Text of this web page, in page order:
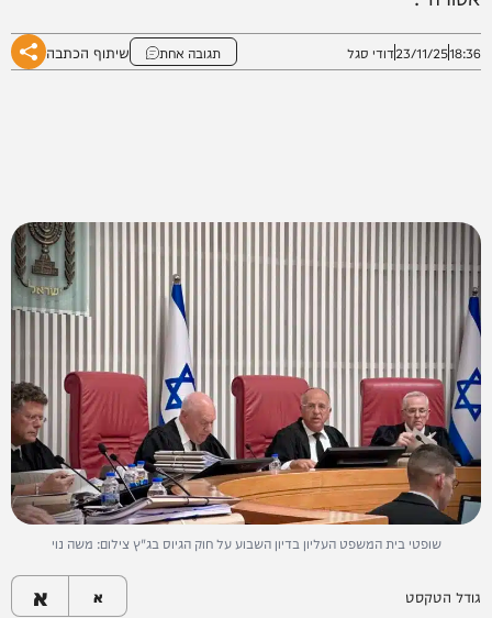
18:36
23/11/25דודי סגל תגובה אחת שיתוף הכתבה
שופטי בית המשפט העליון בדיון השבוע על חוק הגיוס בג"ץ צילום: משה נוי
גודל הטקסט א א